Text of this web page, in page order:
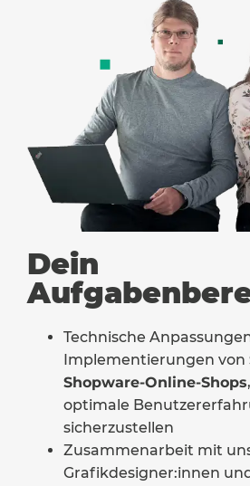
Dein
Technische
Implementierungen von
Shopware-Online-Shops
optimale
sicherzustellen
Zusammenarbeit mit
Grafikdesigner:innen